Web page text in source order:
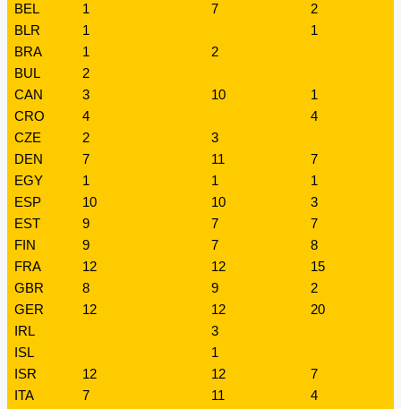
BEL
1 7
2
BLR
1
1
BRA
1
2
BUL
2
CAN
3 10
1
CRO
4
4
CZE
2
3
DEN
7 11
7
EGY
1 1
1
ESP
10 10
3
EST
9 7
7
FIN
9 7
8
FRA
12 12
15
GBR
8 9
2
GER
12 12
20
IRL
3
ISL
1
ISR
12 12
7
ITA
7 11
4